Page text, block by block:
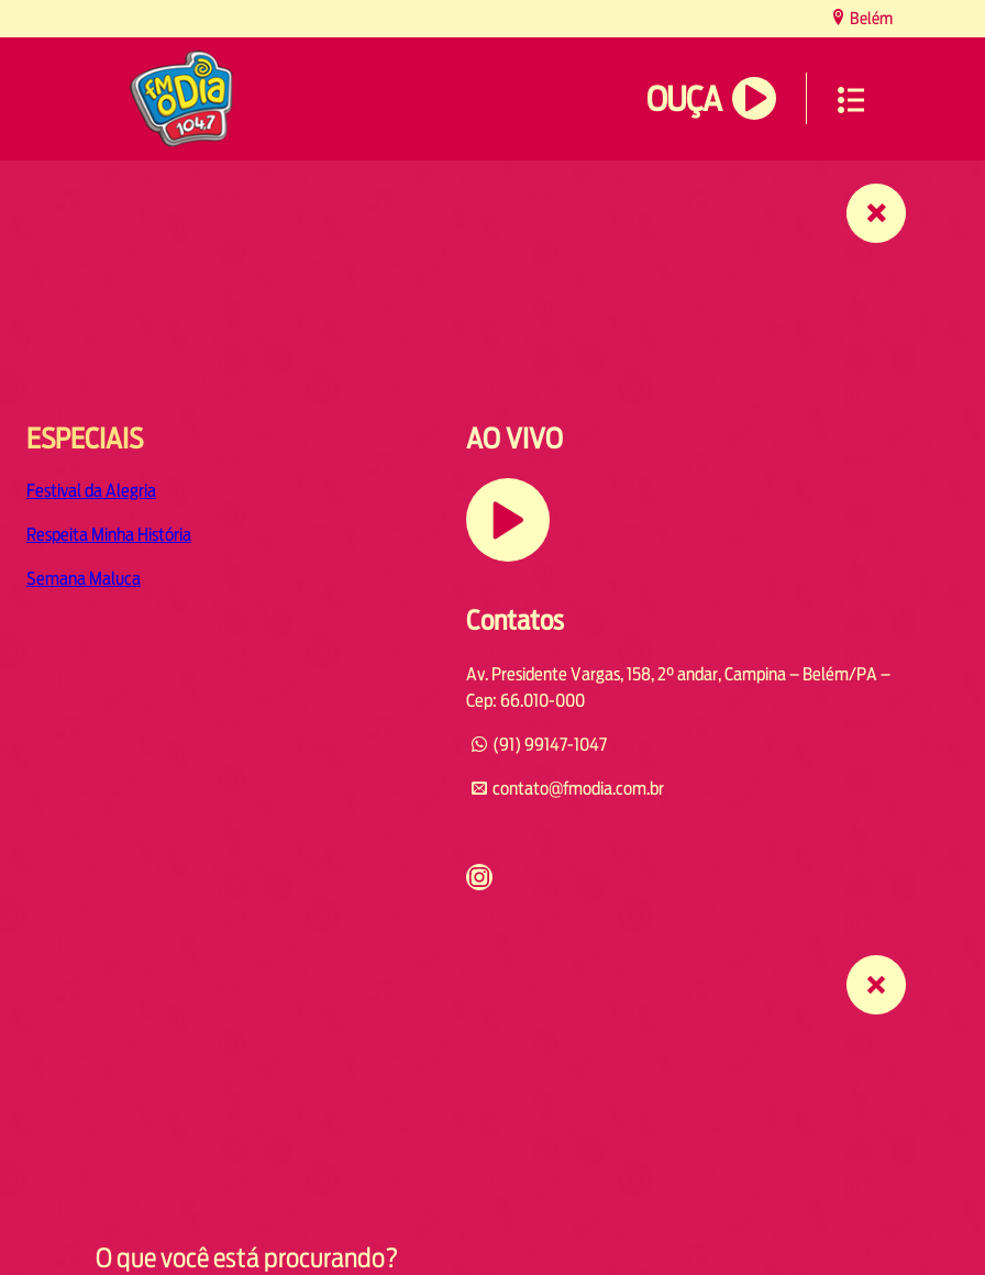
Belém
OUÇA
ESPECIAIS
Festival da Alegria
Respeita Minha História
Semana Maluca
AO VIVO
Contatos
Av. Presidente Vargas, 158, 2° andar, Campina – Belém/PA –
Cep: 66.010-000
(91) 99147-1047
contato@fmodia.com.br
https://www.instagram.com/fmodia.cabofrio/
O que você está procurando?